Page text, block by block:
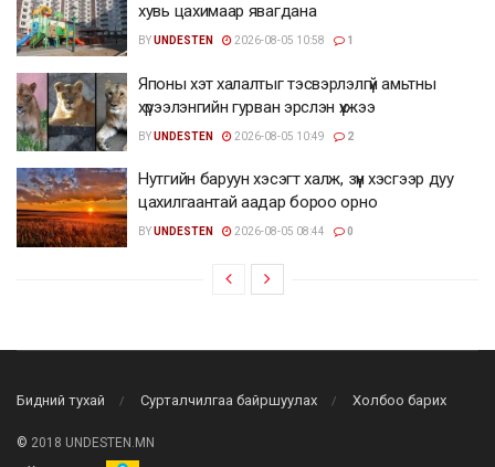
хувь цахимаар явагдана
BYUNDESTEN 2026-08-05 10:58 1
Японы хэт халалтыг тэсвэрлэлгүй амьтны
хүрээлэнгийн гурван эрслэн үхжээ
BYUNDESTEN 2026-08-05 10:49 2
Нутгийн баруун хэсэгт халж, зүүн хэсгээр дуу
цахилгаантай аадар бороо орно
BYUNDESTEN 2026-08-05 08:44 0
Бидний тухай Сурталчилгаа байршуулах Холбоо барих
© 2018 UNDESTEN.MN